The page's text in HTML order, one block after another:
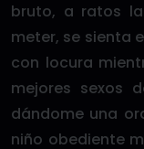
bruto, a ratos
meter, se sienta
con locura
mejores sexos
dándome una
niño obediente